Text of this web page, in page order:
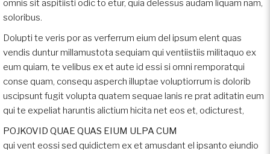
omnis sit aspitiisti odic to etur, quia delessus audam liquam nam,
soloribus.
Dolupti te veris por as verferrum eium del ipsum elent quas
vendis duntur millamustota sequiam qui ventiistiis militaquo ex
eum quiam, te velibus ex et aute id essi si omni remporatqui
conse quam, consequ asperch illuptae voluptiorrum is dolorib
uscipsunt fugit volupta quatem sequae lanis re prat aditatin eum
qui te expeliat haruntis alictium hicita net eos et, odicturest,
POJKOVID QUAE QUAS EIUM ULPA CUM
qui vent eossi sed quidictem ex et amusdant el ipsanto eiundio